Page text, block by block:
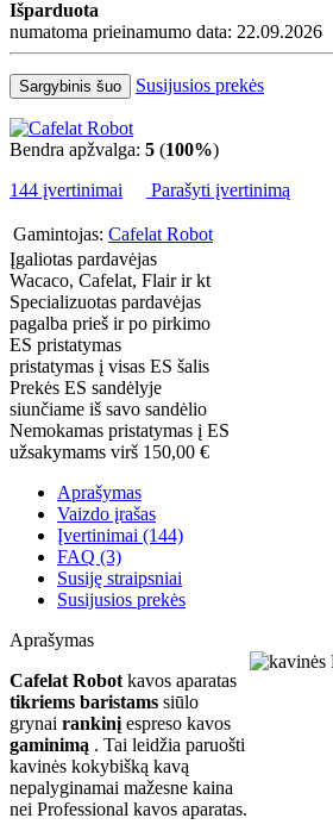
Išparduota
numatoma prieinamumo data: 22.09.2026
Sargybinis šuo Susijusios prekės
Bendra apžvalga: 5 (100%)
144 įvertinimai
Parašyti įvertinimą
Gamintojas: Cafelat Robot
Įgaliotas pardavėjas
Wacaco, Cafelat, Flair ir kt
Specializuotas pardavėjas
pagalba prieš ir po pirkimo
ES pristatymas
pristatymas į visas ES šalis
Prekės ES sandėlyje
siunčiame iš savo sandėlio
Nemokamas pristatymas į ES
užsakymams virš 150,00 €
Aprašymas
Vaizdo įrašas
Įvertinimai (144)
FAQ (3)
Susiję straipsniai
Susijusios prekės
Aprašymas
Cafelat Robot kavos aparatas
tikriems baristams siūlo
grynai rankinį espreso kavos
gaminimą . Tai leidžia paruošti
kavinės kokybišką kavą
nepalyginamai mažesne kaina
nei Professional kavos aparatas.